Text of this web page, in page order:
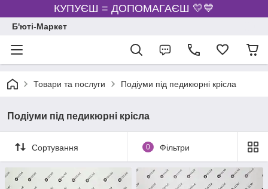
КУПУЄШ = ДОПОМАГАЄШ 💛💙
Б'юті-Маркет
Товари та послуги Подіуми під педикюрні крісла
Подіуми під педикюрні крісла
Сортування 0 Фільтри